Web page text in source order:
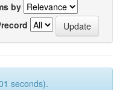
by
seconds).